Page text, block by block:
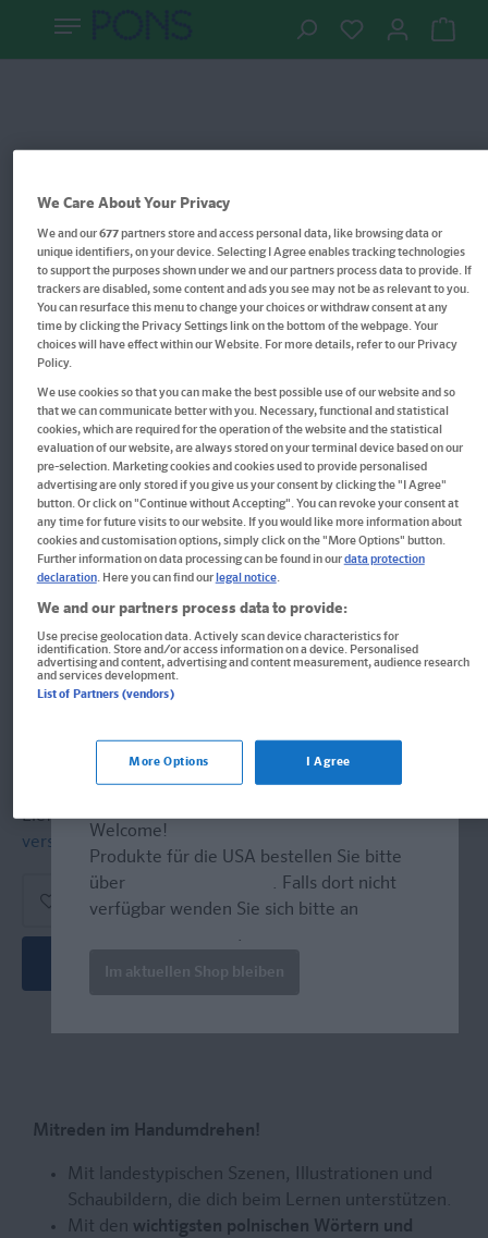
Im Buch blättern
PONS Polnisch Im
Handumdrehen
Der Alltagswortschatz in Bildern und Sätzen. Einfach
Polnisch mitreden.
Buch
Format: 15,0 x 21,0 cm, 159 Seiten
ISBN: 978-3-12-516348-5
Sofort lieferbar
Lieferung bei Online-Bestellwert ab € 9,95
versandkostenfrei!
In den Warenkorb
Mitreden im Handumdrehen!
Mit landestypischen Szenen, Illustrationen und
Schaubildern, die dich beim Lernen unterstützen.
Mit den wichtigsten polnischen Wörtern und
Welcome!
Produkte für die USA bestellen Sie bitte
über
. Falls dort nicht
verfügbar wenden Sie sich bitte an
.
Im aktuellen Shop bleiben
We Care About Your Privacy
We and our677partners store and access personal data, like browsing data or
unique identifiers, on your device. Selecting I Agree enables tracking technologies
to support the purposes shown under we and our partners process data to provide. If
trackers are disabled, some content and ads you see may not be as relevant to you.
You can resurface this menu to change your choices or withdraw consent at any
time by clicking the Privacy Settings link on the bottom of the webpage. Your
choices will have effect within our Website. For more details, refer to our Privacy
Policy.
We use cookies so that you can make the best possible use of our website and so
that we can communicate better with you. Necessary, functional and statistical
cookies, which are required for the operation of the website and the statistical
evaluation of our website, are always stored on your terminal device based on our
pre-selection. Marketing cookies and cookies used to provide personalised
advertising are only stored if you give us your consent by clicking the "I Agree"
button. Or click on "Continue without Accepting". You can revoke your consent at
any time for future visits to our website. If you would like more information about
cookies and customisation options, simply click on the "More Options" button.
Further information on data processing can be found in ourdata protection
declaration. Here you can find our legal notice.
We and our partners process data to provide:
Use precise geolocation data. Actively scan device characteristics for
identification. Store and/or access information on a device. Personalised
advertising and content, advertising and content measurement, audience research
and services development.
List of Partners (vendors)
More Options I Agree